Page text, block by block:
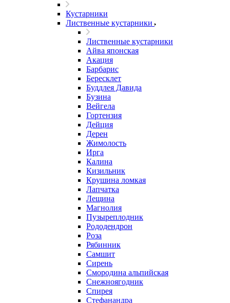
Кустарники
Лиственные кустарники
Лиственные кустарники
Айва японская
Акация
Барбарис
Бересклет
Буддлея Давида
Бузина
Вейгела
Гортензия
Дейция
Дерен
Жимолость
Ирга
Калина
Кизильник
Крушина ломкая
Лапчатка
Лещина
Магнолия
Пузыреплодник
Рододендрон
Роза
Рябинник
Самшит
Сирень
Смородина альпийская
Снежноягодник
Спирея
Стефанандра